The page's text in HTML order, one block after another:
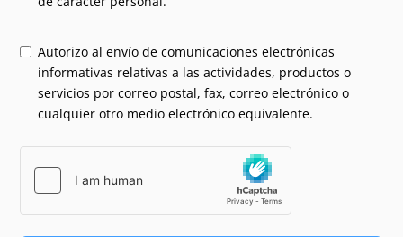
Autorizo al envío de comunicaciones electrónicas
informativas relativas a las actividades, productos o
servicios por correo postal, fax, correo electrónico o
cualquier otro medio electrónico equivalente.